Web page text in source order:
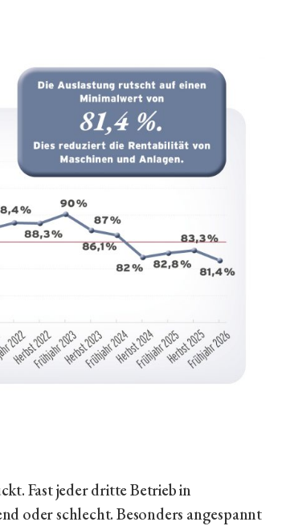
Fast jeder dritte Betrieb in
oder schlecht. Besonders angespannt